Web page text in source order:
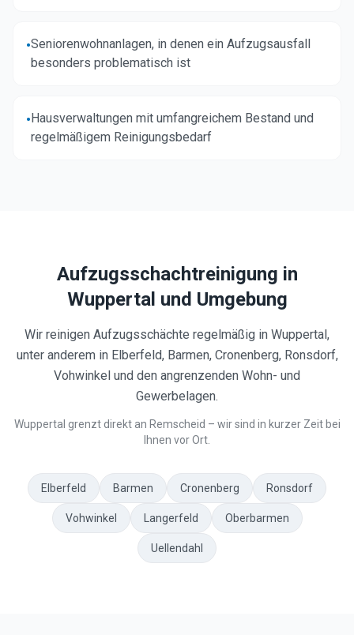
•Seniorenwohnanlagen, in denen ein Aufzugsausfall
besonders problematisch ist
•Hausverwaltungen mit umfangreichem Bestand und
regelmäßigem Reinigungsbedarf
Aufzugsschachtreinigung in
Wuppertal und Umgebung
Wir reinigen Aufzugsschächte regelmäßig in Wuppertal,
unter anderem in Elberfeld, Barmen, Cronenberg, Ronsdorf,
Vohwinkel und den angrenzenden Wohn- und
Gewerbelagen.
Wuppertal grenzt direkt an Remscheid – wir sind in kurzer Zeit bei
Ihnen vor Ort.
Elberfeld Barmen Cronenberg Ronsdorf
Vohwinkel Langerfeld Oberbarmen
Uellendahl